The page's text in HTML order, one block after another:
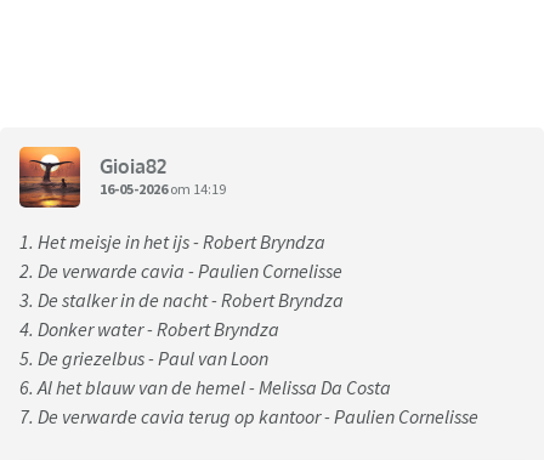
Gioia82
16-05-2026om 14:19
1. Het meisje in het ijs - Robert Bryndza
2. De verwarde cavia - Paulien Cornelisse
3. De stalker in de nacht - Robert Bryndza
4. Donker water - Robert Bryndza
5. De griezelbus - Paul van Loon
6. Al het blauw van de hemel - Melissa Da Costa
7. De verwarde cavia terug op kantoor - Paulien Cornelisse